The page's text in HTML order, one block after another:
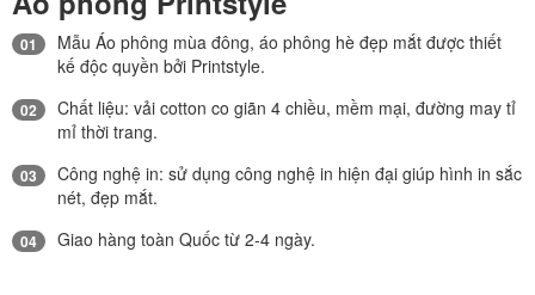
01
Mẫu Áo phông mùa đông, áo phông hè đẹp mắt được thiết
kế độc quyền bởi Printstyle.
02
Chất liệu: vải cotton co giãn 4 chiều, mềm mại, đường may tỉ
mỉ thời trang.
03
Công nghệ in: sử dụng công nghệ in hiện đại giúp hình in sắc
nét, đẹp mắt.
04 Giao hàng toàn Quốc từ 2-4 ngày.